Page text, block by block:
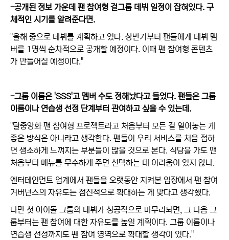
-공개된 정보 가운데 팬 참여형 걸그룹 데뷔 일정이 잡혀있다. 구
체적인 시기를 알려준다면.
"올해 중으로 데뷔를 계획하고 있다. 상반기부터 팬들에게 데뷔 멤
버를 1명씩 순차적으로 공개할 예정이다. 이때 팬 참여형 콘텐츠
가 만들어질 예정이다."
-그룹 이름은 'SSS'고 멤버 수도 정해놨다고 들었다. 팬들은 그룹
이름이나 연습생 선정 단계부터 관여하고 싶을 수 있는데.
"탈중앙화 팬 참여형 프로젝트라고 처음부터 모든 걸 열어놓는 게
좋은 방식은 아니라고 생각한다. 팬들이 우리 서비스를 처음 접하
면 생소하게 느껴지는 부분들이 많을 것으로 본다. 식당을 가도 맨
처음부터 메뉴를 무수하게 주면 선택하는 데 어려움이 있지 않나.
엔터테인먼트 업계에서 팬들을 오랫동안 지켜본 입장에서 팬 참여
거버넌스의 자유도는 점진적으로 확대하는 게 맞다고 생각했다.
다만 첫 아이돌 그룹의 데뷔가 성공적으로 마무리되면, 그 다음 그
룹부터는 팬 참여에 대한 자유도를 높일 계획이다. 그룹 이름이나
연습생 선정까지도 팬 참여 영역으로 확대할 생각이 있다."